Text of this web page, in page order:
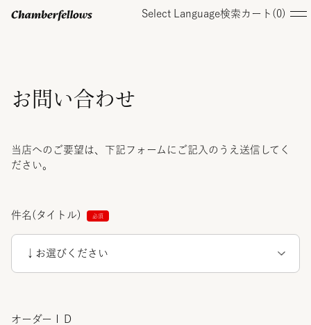
Select Language検索 カート( 0)
店舗
お知らせ
お問い合わせ
当店へのご要望は、下記フォームにご記入のうえ送信してく
ださい。
件名(タイトル)
オーダーＩＤ